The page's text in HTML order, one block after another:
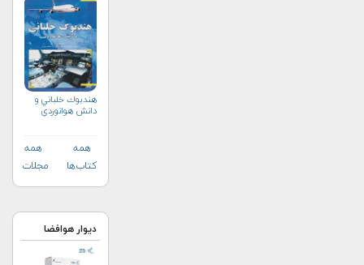
هندبوك خلباني و
دانش هوانوردي
همه
کتاب‌ها
همه
مجلات
دیوار هوافضا